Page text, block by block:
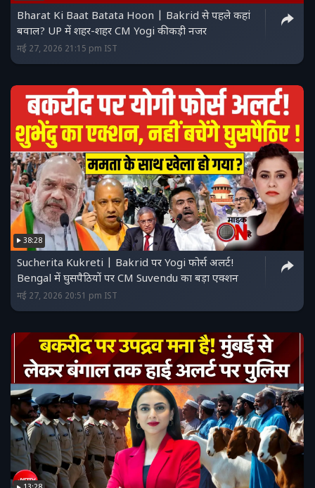
Bharat Ki Baat Batata Hoon | Bakrid से पहले कहां
बवाल? UP में शहर-शहर CM Yogi की कड़ी नजर
मई 27, 2026 21:15 pm IST
38:28
Sucherita Kukreti | Bakrid पर Yogi फोर्स अलर्ट!
Bengal में घुसपैठियों पर CM Suvendu का बड़ा एक्शन
मई 27, 2026 20:51 pm IST